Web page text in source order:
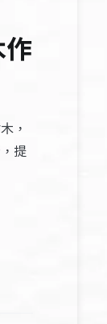
作
，
提